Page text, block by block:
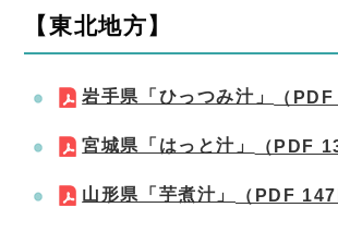
【東北地方】
岩手県「ひっつみ汁」 （
宮城県「はっと汁」 （PDF
山形県「芋煮汁」 （PDF